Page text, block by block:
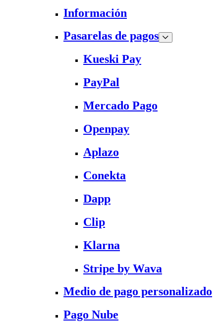
Información
Pasarelas de pagos
Kueski Pay
PayPal
Mercado Pago
Openpay
Aplazo
Conekta
Dapp
Clip
Klarna
Stripe by Wava
Medio de pago personalizado
Pago Nube